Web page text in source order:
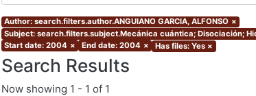
Author: search.filters.author.ANGUIANO GARCIA, ALFONSO ×
Subject: search.filters.subject.Mecánica cuántica; Disociación;
Start date: 2004 × End date: 2004 × Has files: Yes ×
Search Results
Now showing 1 - 1 of 1